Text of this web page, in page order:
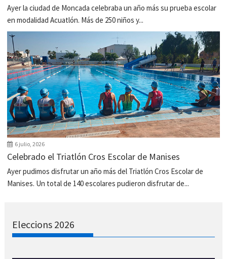
Ayer la ciudad de Moncada celebraba un año más su prueba escolar
en modalidad Acuatlón. Más de 250 niños y...
6 julio, 2026
Celebrado el Triatlón Cros Escolar de Manises
Ayer pudimos disfrutar un año más del Triatlón Cros Escolar de
Manises. Un total de 140 escolares pudieron disfrutar de...
Eleccions 2026